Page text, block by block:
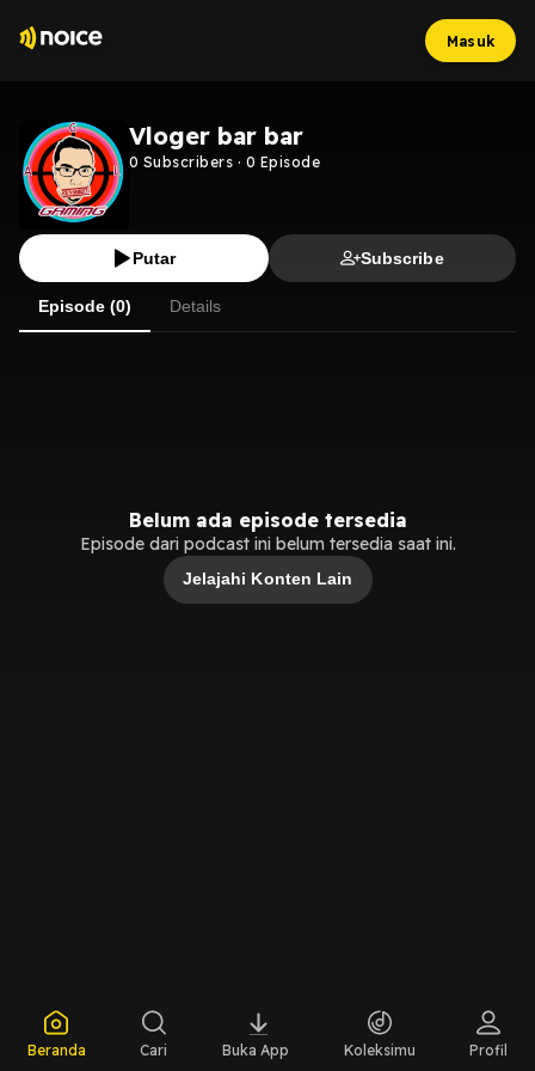
Masuk
Vloger bar bar
0 Subscribers · 0 Episode
Putar Subscribe
Episode (0) Details
Belum ada episode tersedia
Episode dari podcast ini belum tersedia saat ini.
Jelajahi Konten Lain
Beranda Cari Buka App Koleksimu Profil